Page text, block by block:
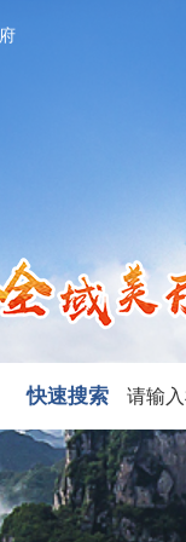
快速搜索